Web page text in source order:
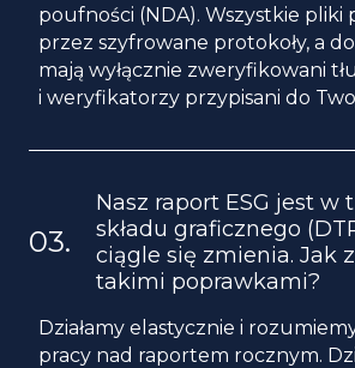
poufności (NDA). Wszystkie pliki
przez szyfrowane protokoły, a
mają wyłącznie zweryfikowani
i weryfikatorzy przypisani do
Nasz raport ESG jest w
składu graficznego
ciągle się zmienia. Jak
takimi poprawkami?
Działamy elastycznie i
pracy nad raportem rocznym.